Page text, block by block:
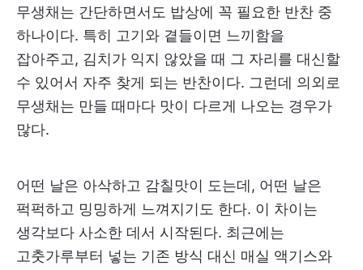
무생채는 간단하면서도 밥상에 꼭 필요한 반찬 중
하나이다. 특히 고기와 곁들이면 느끼함을
잡아주고, 김치가 익지 않았을 때 그 자리를 대신할
수 있어서 자주 찾게 되는 반찬이다. 그런데 의외로
무생채는 만들 때마다 맛이 다르게 나오는 경우가
많다.
어떤 날은 아삭하고 감칠맛이 도는데, 어떤 날은
퍽퍽하고 밍밍하게 느껴지기도 한다. 이 차이는
생각보다 사소한 데서 시작된다. 최근에는
고춧가루부터 넣는 기존 방식 대신 매실 액기스와